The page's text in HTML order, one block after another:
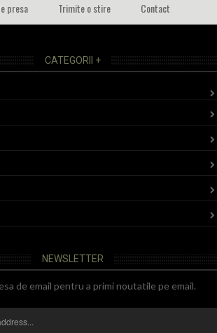
presa
Trimite o stire Contact
CATEGORII +
NEWSLETTER
de email pentru a primi noutatile pe email.